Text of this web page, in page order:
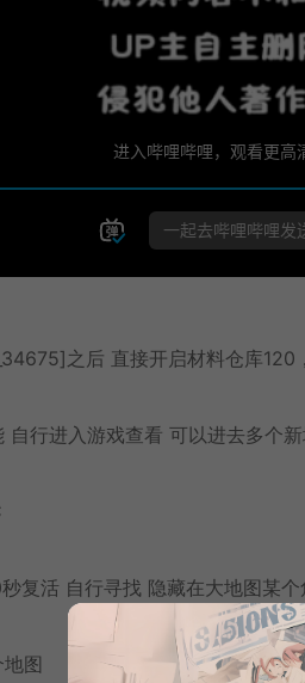
之后 直接开启材料仓库
行进入游戏查看 可以进去多个
复活 自行寻找 隐藏在大地图某
图